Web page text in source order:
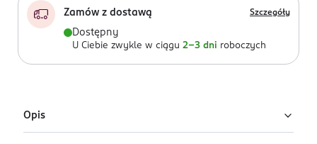
Zamów z dostawą Szczegóły
Dostępny
U Ciebie zwykle w ciągu 2-3 dni roboczych
Opis